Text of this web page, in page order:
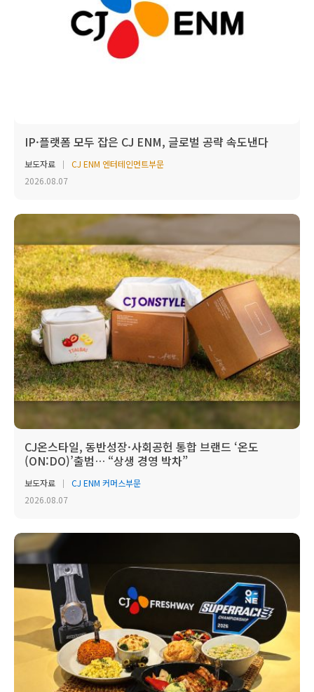
IP·플랫폼 모두 잡은 CJ ENM, 글로벌 공략 속도낸다
보도자료
CJ ENM 엔터테인먼트부문
2026.08.07
CJ온스타일, 동반성장·사회공헌 통합 브랜드 ‘온도
(ON:DO)’출범… “상생 경영 박차”
보도자료
CJ ENM 커머스부문
2026.08.07